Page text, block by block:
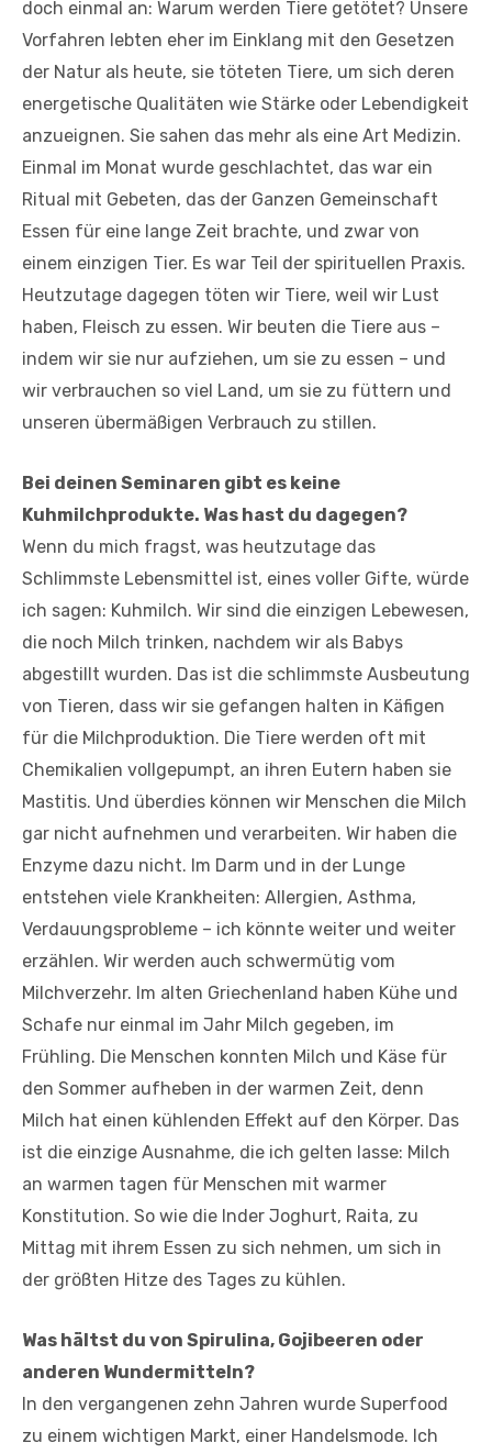
doch einmal an: Warum werden Tiere getötet? Unsere
Vorfahren lebten eher im Einklang mit den Gesetzen
der Natur als heute, sie töteten Tiere, um sich deren
energetische Qualitäten wie Stärke oder Lebendigkeit
anzueignen. Sie sahen das mehr als eine Art Medizin.
Einmal im Monat wurde geschlachtet, das war ein
Ritual mit Gebeten, das der Ganzen Gemeinschaft
Essen für eine lange Zeit brachte, und zwar von
einem einzigen Tier. Es war Teil der spirituellen Praxis.
Heutzutage dagegen töten wir Tiere, weil wir Lust
haben, Fleisch zu essen. Wir beuten die Tiere aus –
indem wir sie nur aufziehen, um sie zu essen – und
wir verbrauchen so viel Land, um sie zu füttern und
unseren übermäßigen Verbrauch zu stillen.
Bei deinen Seminaren gibt es keine
Kuhmilchprodukte. Was hast du dagegen?
Wenn du mich fragst, was heutzutage das
Schlimmste Lebensmittel ist, eines voller Gifte, würde
ich sagen: Kuhmilch. Wir sind die einzigen Lebewesen,
die noch Milch trinken, nachdem wir als Babys
abgestillt wurden. Das ist die schlimmste Ausbeutung
von Tieren, dass wir sie gefangen halten in Käfigen
für die Milchproduktion. Die Tiere werden oft mit
Chemikalien vollgepumpt, an ihren Eutern haben sie
Mastitis. Und überdies können wir Menschen die Milch
gar nicht aufnehmen und verarbeiten. Wir haben die
Enzyme dazu nicht. Im Darm und in der Lunge
entstehen viele Krankheiten: Allergien, Asthma,
Verdauungsprobleme – ich könnte weiter und weiter
erzählen. Wir werden auch schwermütig vom
Milchverzehr. Im alten Griechenland haben Kühe und
Schafe nur einmal im Jahr Milch gegeben, im
Frühling. Die Menschen konnten Milch und Käse für
den Sommer aufheben in der warmen Zeit, denn
Milch hat einen kühlenden Effekt auf den Körper. Das
ist die einzige Ausnahme, die ich gelten lasse: Milch
an warmen tagen für Menschen mit warmer
Konstitution. So wie die Inder Joghurt, Raita, zu
Mittag mit ihrem Essen zu sich nehmen, um sich in
der größten Hitze des Tages zu kühlen.
Was hältst du von Spirulina, Gojibeeren oder
anderen Wundermitteln?
In den vergangenen zehn Jahren wurde Superfood
zu einem wichtigen Markt, einer Handelsmode. Ich